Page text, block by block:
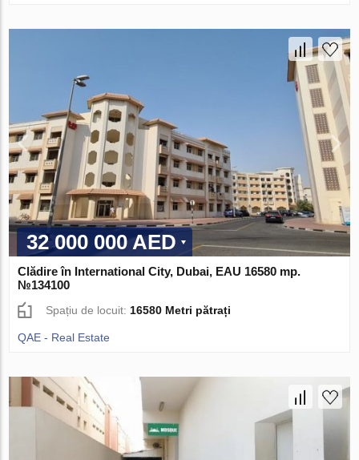
32 000 000 AED
Clădire în International City, Dubai, EAU 16580 mp.
№134100
Spațiu de locuit: 16580 Metri pătrați
QAE - Real Estate